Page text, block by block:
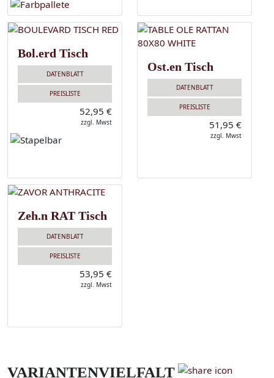
Bol.erd Tisch
DATENBLATT
PREISLISTE
52,95 €
zzgl. Mwst
Ost.en Tisch
DATENBLATT
PREISLISTE
51,95 €
zzgl. Mwst
Zeh.n RAT Tisch
DATENBLATT
PREISLISTE
53,95 €
zzgl. Mwst
VARIANTENVIELFALT